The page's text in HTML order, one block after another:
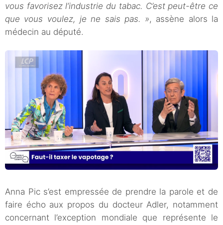
vous favorisez l’industrie du tabac. C’est peut-être ce
que vous voulez, je ne sais pas. », assène alors la
médecin au député.
Anna Pic s’est empressée de prendre la parole et de
faire écho aux propos du docteur Adler, notamment
concernant l’exception mondiale que représente le